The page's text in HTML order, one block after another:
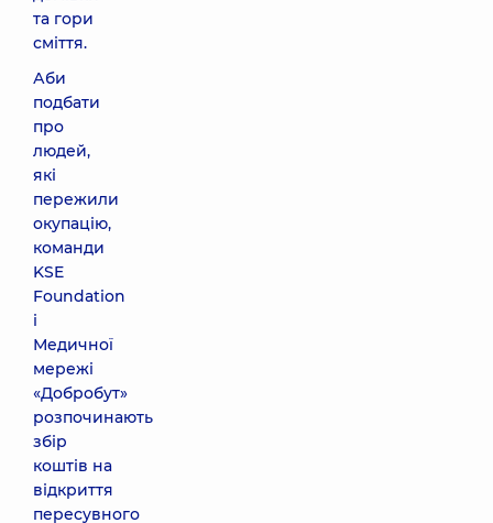
та гори
сміття.
Аби
подбати
про
людей,
які
пережили
окупацію,
команди
KSE
Foundation
і
Медичної
мережі
«Добробут»
розпочинають
збір
коштів на
відкриття
пересувного